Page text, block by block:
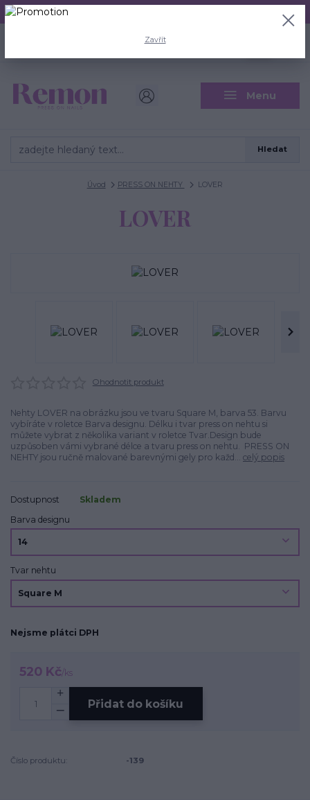
Aktuální doba odeslání je 3 - 5 pracovních dní.
Menu
CZK
Hledat
Úvod PRESS ON NEHTY LOVER
LOVER
Ohodnotit produkt
Nehty LOVER na obrázku jsou ve tvaru Square M, barva 53. Barvu
vybíráte v roletce Barva designu. Délku i tvar press on nehtu si
můžete vybrat z několika variant v roletce Tvar.Design bude
uzpůsoben vámi vybrané délce a tvaru press on nehtu. PRESS ON
NEHTY jsou ručně malované barevnými gely pro každ... celý popis
Dostupnost
Skladem
Barva designu
Tvar nehtu
Nejsme plátci DPH
520 Kč/ks
Přidat do košíku
Číslo produktu: -139
Zavřít